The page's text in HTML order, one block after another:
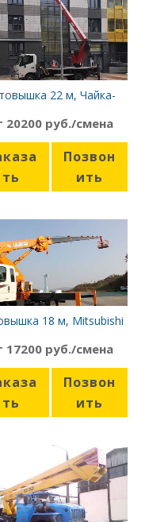
22 м, Чайка-
20200 руб./смена
ть
Позвон
ить
18 м, Mitsubishi
17200 руб./смена
ть
Позвон
ить